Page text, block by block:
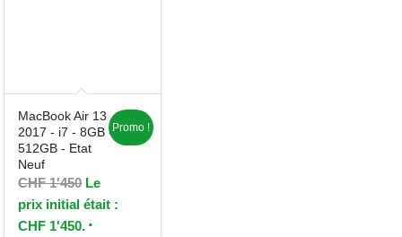
MacBook Air 13
2017 - i7 - 8GB -
512GB - Etat
Neuf
CHF1'450 Le
prix initial était :
CHF 1'450.
Promo !